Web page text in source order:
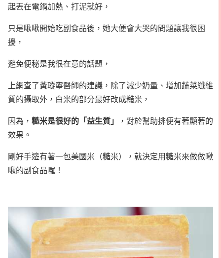
起丟在電鍋加熱、打泥就好，
只是啾啾開始吃副食品後，她大便會大哭的問題讓我很困
擾，
避免便秘是我很在意的話題，
上網查了黃瑽寧醫師的建議，除了減少奶量、增加蔬菜纖維
質的攝取外，白米的部分最好改成糙米，
因為， 糙米是很好的「益生質」
，對於幫助排便有著顯著的
效果。
剛好手邊有著一包美國米（糙米），就決定用糙米來做做啾
啾的副食品囉！